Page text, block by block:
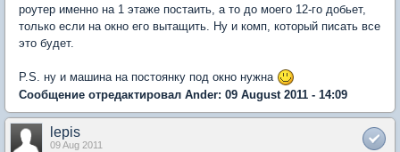
роутер именно на 1 этаже постаить, а то до моего 12-го добьет,
только если на окно его вытащить. Ну и комп, который писать все
это будет.
P.S. ну и машина на постоянку под окно нужна
Сообщение отредактировал Ander: 09 August 2011 - 14:09
lepis
09 Aug 2011